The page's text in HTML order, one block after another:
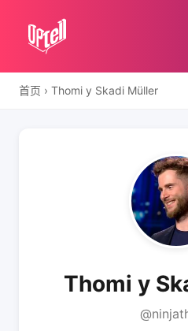
首页 › Thomi y Skadi Müller
Thomi y